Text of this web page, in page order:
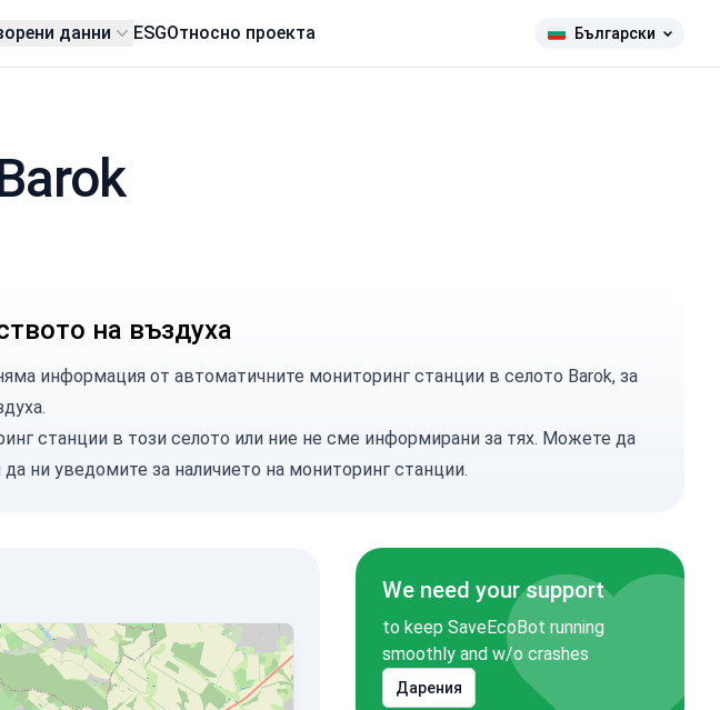
данни ESGОтносно проекта Български
на въздуха
информация от автоматичните мониторинг станции в селото Barok, за
станции в този селото или ние не сме информирани за тях. Можете да
да ни уведомите за наличието на мониторинг станции.
We need your support
to keep SaveEcoBot running
smoothly and w/o crashes
Дарения